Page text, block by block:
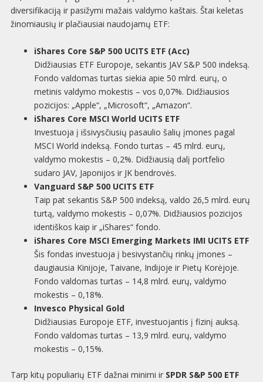
diversifikaciją ir pasižymi mažais valdymo kaštais. Štai keletas
žinomiausių ir plačiausiai naudojamų ETF:
iShares Core S&P 500 UCITS ETF (Acc)
Didžiausias ETF Europoje, sekantis JAV S&P 500 indeksą.
Fondo valdomas turtas siekia apie 50 mlrd. eurų, o
metinis valdymo mokestis – vos 0,07%. Didžiausios
pozicijos: „Apple“, „Microsoft“, „Amazon“.
iShares Core MSCI World UCITS ETF
Investuoja į išsivysčiusių pasaulio šalių įmones pagal
MSCI World indeksą. Fondo turtas – 45 mlrd. eurų,
valdymo mokestis – 0,2%. Didžiausią dalį portfelio
sudaro JAV, Japonijos ir JK bendrovės.
Vanguard S&P 500 UCITS ETF
Taip pat sekantis S&P 500 indeksą, valdo 26,5 mlrd. eurų
turtą, valdymo mokestis – 0,07%. Didžiausios pozicijos
identiškos kaip ir „iShares“ fondo.
iShares Core MSCI Emerging Markets IMI UCITS ETF
Šis fondas investuoja į besivystančių rinkų įmones –
daugiausia Kinijoje, Taivane, Indijoje ir Pietų Korėjoje.
Fondo valdomas turtas – 14,8 mlrd. eurų, valdymo
mokestis – 0,18%.
Invesco Physical Gold
Didžiausias Europoje ETF, investuojantis į fizinį auksą.
Fondo valdomas turtas – 13,9 mlrd. eurų, valdymo
mokestis – 0,15%.
Tarp kitų populiarių ETF dažnai minimi ir SPDR S&P 500 ETF